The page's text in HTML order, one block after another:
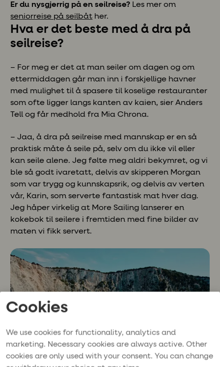
Cookies
We use cookies for functionality, analytics and
marketing. Necessary cookies are always active. Other
cookies are only used with your consent. You can change
Er du nysgjerrig på en seilreise? Les mer om
seniorreise på seilbåt her.
Hva er det beste med å dra på
seilreise?
– For meg er det at man seiler om dagen og om
ettermiddagen går man inn i forskjellige havner
med mulighet til å spasere til koselige restauranter
som ofte ligger langs kanten av kaien, sier Anders
Tell og får medhold fra Mia Chrona.
– Jaa, å dra på seilreise med mannskap er en så
praktisk måte å seile på, selv om du ikke vil eller
kan seile alene. Jeg følte meg aldri bekymret, og vi
ble så godt ivaretatt, delvis av skipperen Morgan
som var trygg og kunnskapsrik, og delvis av verten
vår, Karin, som serverte fantastisk mat hver dag.
Jeg håper virkelig at More Sailing lanserer en
kokebok til seilere i fremtiden med fine bilder av
maten vi fikk servert.